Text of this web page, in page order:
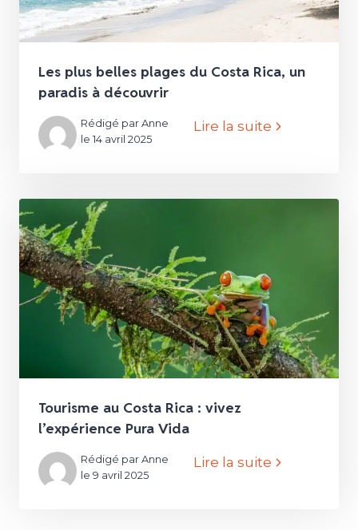
Les plus belles plages du Costa Rica, un
paradis à découvrir
Rédigé par Anne
le 14 avril 2025
Lire la suite
Tourisme au Costa Rica : vivez
l’expérience Pura Vida
Rédigé par Anne
le 9 avril 2025
Lire la suite